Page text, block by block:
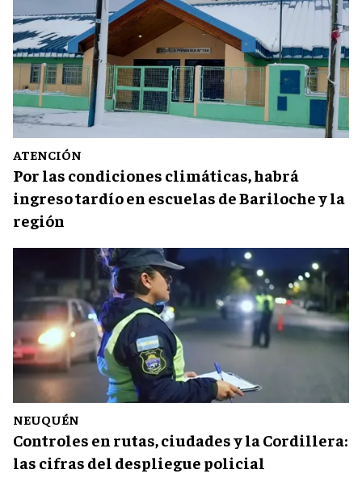
ATENCIÓN
Por las condiciones climáticas, habrá
ingreso tardío en escuelas de Bariloche y la
región
NEUQUÉN
Controles en rutas, ciudades y la Cordillera:
las cifras del despliegue policial